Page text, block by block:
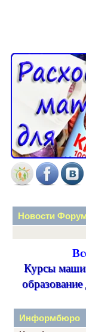
Новости
Курсы
Информбюро